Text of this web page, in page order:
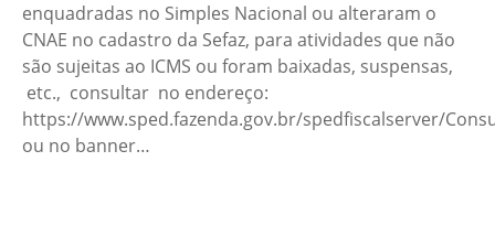
enquadradas no Simples Nacional ou alteraram o
CNAE no cadastro da Sefaz, para atividades que não
são sujeitas ao ICMS ou foram baixadas, suspensas,
etc., consultar no endereço:
https://www.sped.fazenda.gov.br/spedfiscalserver/
ou no banner…